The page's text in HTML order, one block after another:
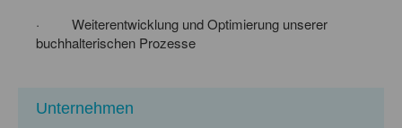
· Weiterentwicklung und Optimierung unserer
buchhalterischen Prozesse
Unternehmen